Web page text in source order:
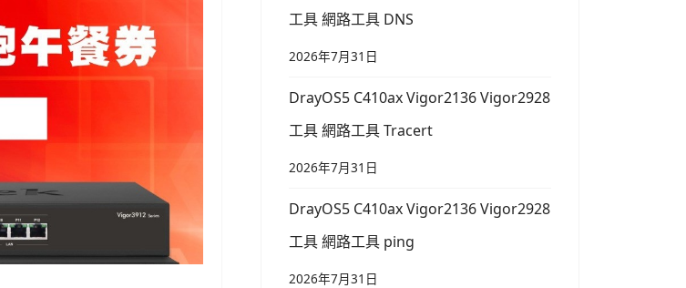
工具 網路工具 DNS
2026年7月31日
DrayOS5 C410ax Vigor2136 Vigor2928
工具 網路工具 Tracert
2026年7月31日
DrayOS5 C410ax Vigor2136 Vigor2928
工具 網路工具 ping
2026年7月31日